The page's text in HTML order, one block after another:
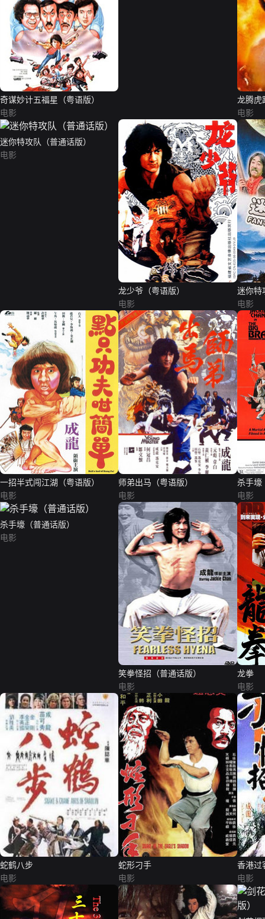
奇谋妙计五福星（粤语版）
电影
龙腾虎
电影
迷你特攻队（普通话版）
电影
龙少爷（粤语版）
电影
迷你特
电影
一招半式闯江湖（粤语版）
电影
师弟出马（粤语版）
电影
杀手壕
电影
杀手壕（普通话版）
电影
笑拳怪招（普通话版）
电影
龙拳
电影
蛇鹤八步
电影
蛇形刁手
电影
香港过
电影